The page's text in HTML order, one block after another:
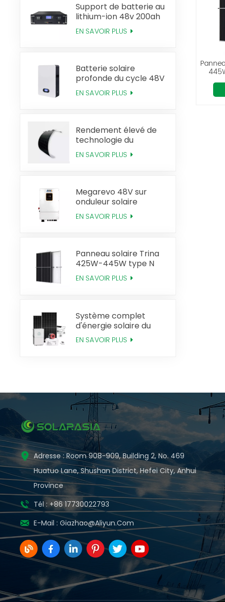
Support de batterie au
lithium-ion 48v 200ah
Lifepo4
EN SAVOIR PLUS
Batterie solaire
profonde du cycle 48V
100ah Powerwall
Lifepo4
EN SAVOIR PLUS
Rendement élevé de
technologie du
panneau solaire flexible
520W de Sunman
EN SAVOIR PLUS
Megarevo 48V sur
onduleur solaire
hybride hors réseau à
phase divisée version
EN SAVOIR PLUS
Panneau solaire Trina
425W-445W type N
Mono Perc
EN SAVOIR PLUS
Système complet
d'énergie solaire du
système solaire
hybride 20KW
EN SAVOIR PLUS
Adresse : Room 908-909, Building 2, No. 469
Huatuo Lane, Shushan District, Hefei City, Anhui
Province
Tél : +86 17730022793
E-Mail :Giazhao@aliyun.com